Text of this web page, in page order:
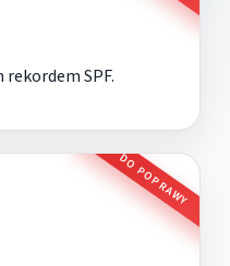
SPF.
DO POPRAWY